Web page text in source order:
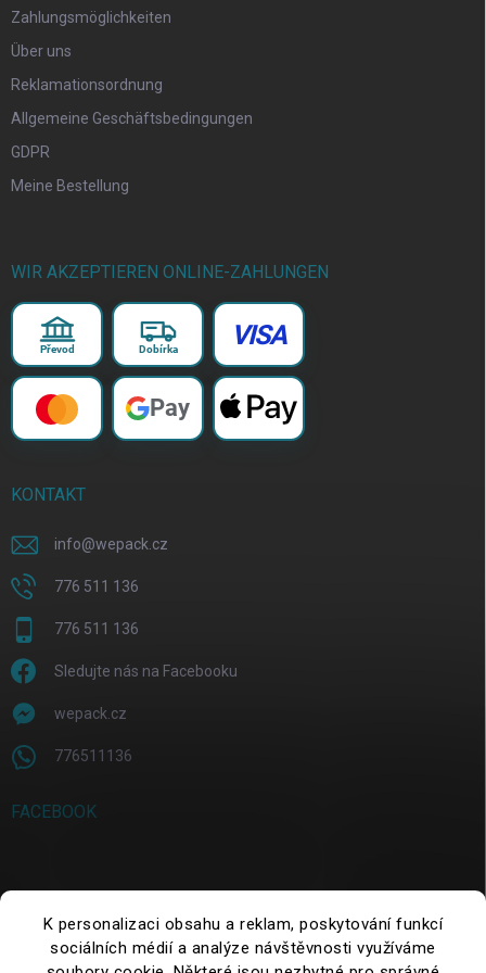
K personalizaci obsahu a reklam, poskytování funkcí
sociálních médií a analýze návštěvnosti využíváme
Zahlungsmöglichkeiten
Über uns
Reklamationsordnung
Allgemeine Geschäftsbedingungen
GDPR
Meine Bestellung
WIR AKZEPTIEREN ONLINE-ZAHLUNGEN
Převod Dobírka VISA
Pay
KONTAKT
info@wepack.cz
776 511 136
776 511 136
Sledujte nás na Facebooku
wepack.cz
776511136
FACEBOOK
Suchen